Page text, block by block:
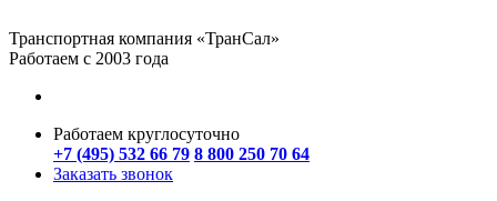
Транспортная компания «ТранСал»
Работаем с 2003 года
Работаем круглосуточно
+7 (495) 532 66 79 8 800 250 70 64
Заказать звонок